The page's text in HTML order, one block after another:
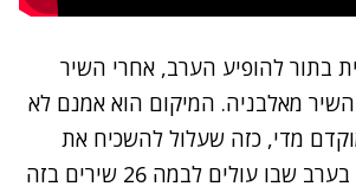
בתור להופיע הערב, אחרי השיר
מאלבניה. המיקום הוא אמנם לא
מדי, כזה שעלול להשכיח את
השיר מהמצביעים בערב שבו עולים לבמה 26 שירים בזה